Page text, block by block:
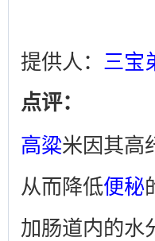
提供人： 三宝
点评：
高粱米因其高
从而降低便秘
加肠道内的水